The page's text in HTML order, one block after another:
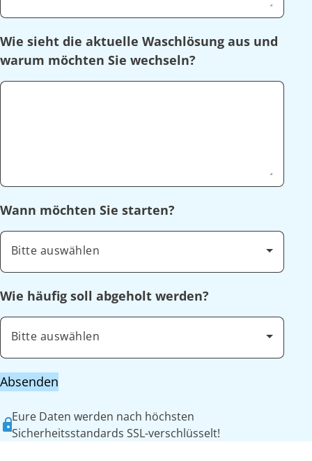
Wie sieht die aktuelle Waschlösung aus und
warum möchten Sie wechseln?
Wann möchten Sie starten?
Bitte auswählen
Wie häufig soll abgeholt werden?
Bitte auswählen
Absenden
Eure Daten werden nach höchsten
Sicherheitsstandards SSL-verschlüsselt!